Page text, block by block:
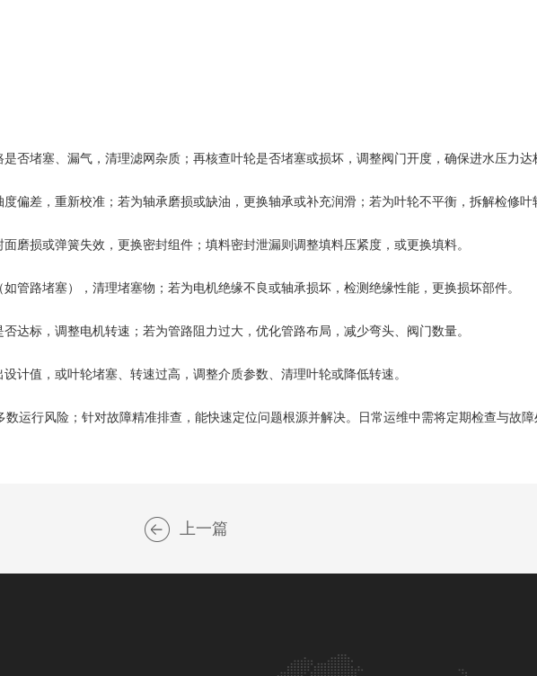
堵塞、漏气，清理滤网杂质；再核查叶轮是否堵塞或损坏，调整阀门开度，确保进水压力达
差，重新校准；若为轴承磨损或缺油，更换轴承或补充润滑；若为叶轮不平衡，拆解检修叶
损或弹簧失效，更换密封组件；填料密封泄漏则调整填料压紧度，或更换填料。
路堵塞），清理堵塞物；若为电机绝缘不良或轴承损坏，检测绝缘性能，更换损坏部件。
标，调整电机转速；若为管路阻力过大，优化管路布局，减少弯头、阀门数量。
值，或叶轮堵塞、转速过高，调整介质参数、清理叶轮或降低转速。
行风险；针对故障精准排查，能快速定位问题根源并解决。日常运维中需将定期检查与故
上一篇